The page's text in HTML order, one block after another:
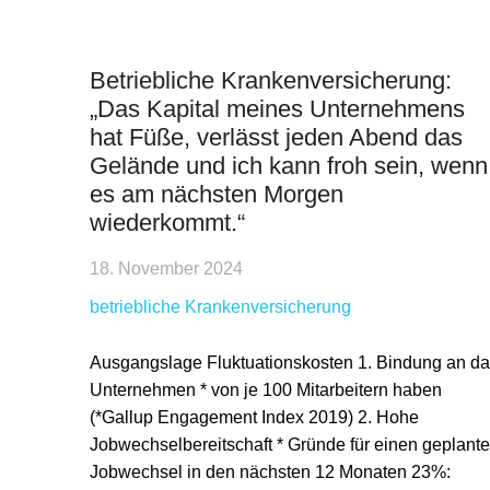
Betriebliche Krankenversicherung:
„Das Kapital meines Unternehmens
hat Füße, verlässt jeden Abend das
Gelände und ich kann froh sein, wenn
es am nächsten Morgen
wiederkommt.“
18. November 2024
betriebliche Krankenversicherung
Ausgangslage Fluktuationskosten 1. Bindung an
Unternehmen * von je 100 Mitarbeitern haben
(*Gallup Engagement Index 2019) 2. Hohe
Jobwechselbereitschaft * Gründe für einen
Jobwechsel in den nächsten 12 Monaten 23%: